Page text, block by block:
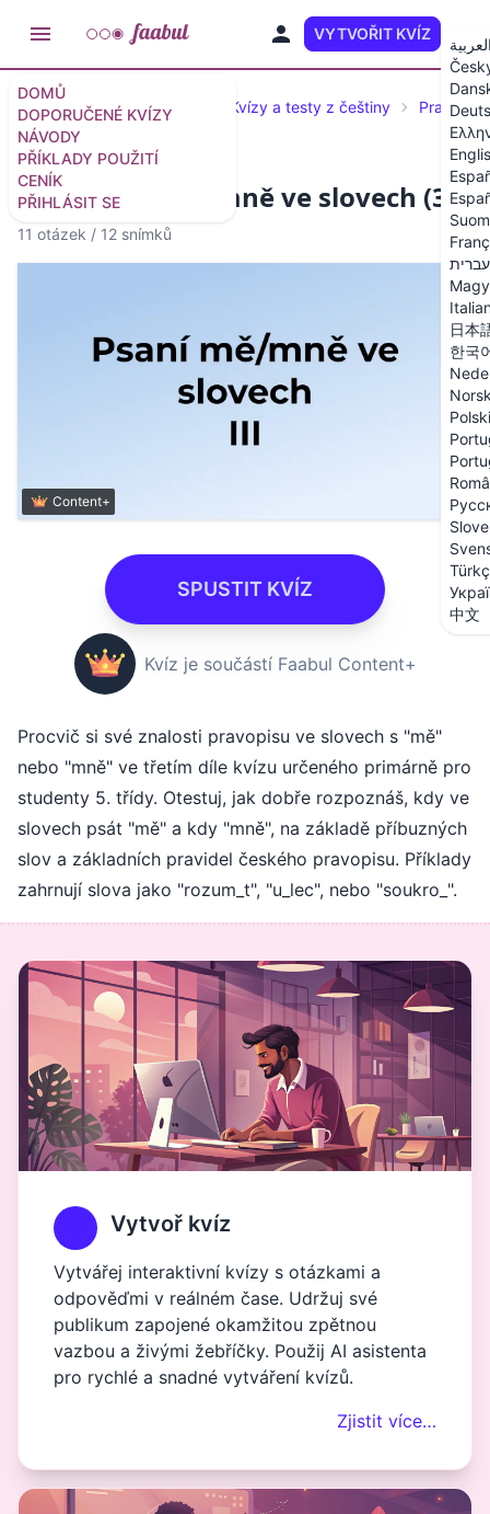
DOMŮ
DOPORUČENÉ KVÍZY
NÁVODY
PŘÍKLADY POUŽITÍ
CENÍK
PŘIHLÁSIT SE
VYTVOŘIT KVÍZ
עברית
日本
한국
Polski
中文
Doporučené kvízy a testy Kvízy a testy z češtiny Pravopis
Kvíz: Psaní mě/mně ve slovech (3)
11 otázek / 12 snímků
Content+
SPUSTIT KVÍZ
Kvíz je součástí Faabul Content+
Procvič si své znalosti pravopisu ve slovech s "mě"
nebo "mně" ve třetím díle kvízu určeného primárně pro
studenty 5. třídy. Otestuj, jak dobře rozpoznáš, kdy ve
slovech psát "mě" a kdy "mně", na základě příbuzných
slov a základních pravidel českého pravopisu. Příklady
zahrnují slova jako "rozum_t", "u_lec", nebo "soukro_".
Vytvoř kvíz
Vytvářej interaktivní kvízy s otázkami a
odpověďmi v reálném čase. Udržuj své
publikum zapojené okamžitou zpětnou
vazbou a živými žebříčky. Použij AI asistenta
pro rychlé a snadné vytváření kvízů.
Zjistit více…